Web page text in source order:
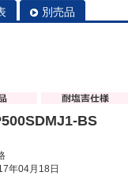
別売品
BS
年04月18日